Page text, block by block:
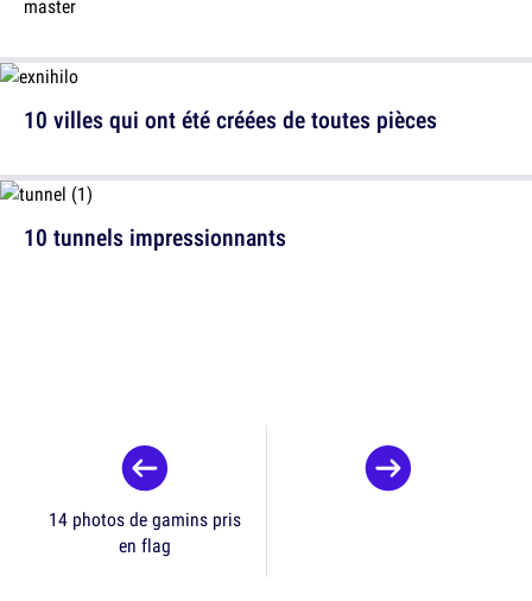
10 villes qui ont été créées de toutes pièces
10 tunnels impressionnants
14 photos de gamins pris
en flag